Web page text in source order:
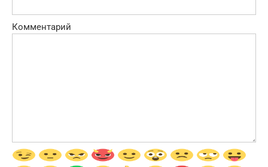
Комментарий